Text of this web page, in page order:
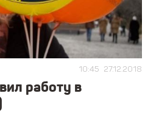
10:45 27.12.2018
работу в